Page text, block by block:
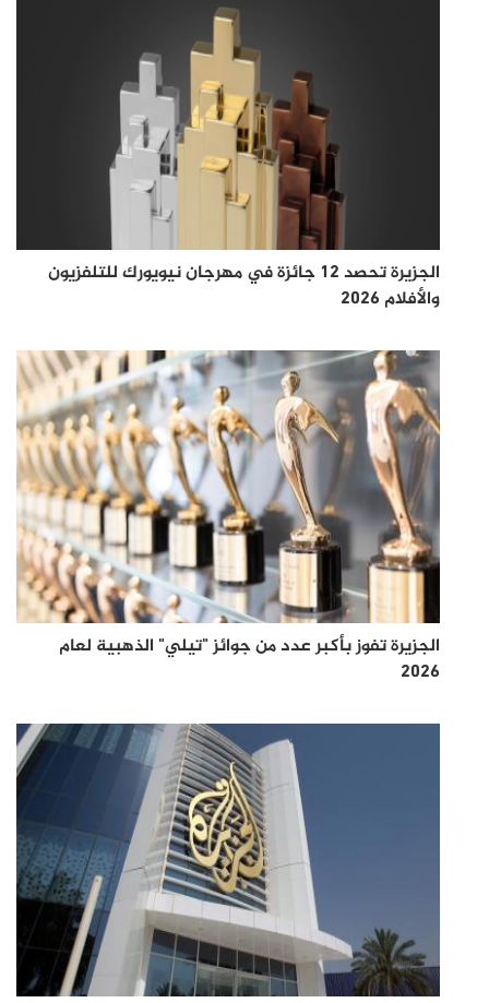
الجزيرة تحصد 12 جائزة في مهرجان نيويورك للتلفزيون
والأفلام 2026
الجزيرة تفوز بأكبر عدد من جوائز "تيلي" الذهبية لعام
2026